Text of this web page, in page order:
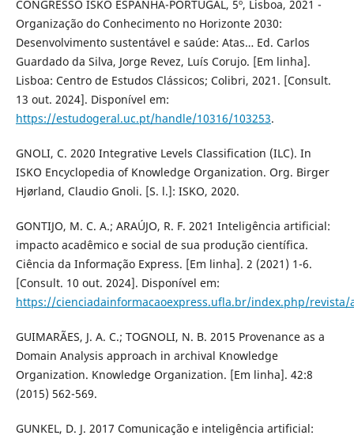
CONGRESSO ISKO ESPANHA-PORTUGAL, 5º, Lisboa, 2021 -
Organização do Conhecimento no Horizonte 2030:
Desenvolvimento sustentável e saúde: Atas… Ed. Carlos
Guardado da Silva, Jorge Revez, Luís Corujo. [Em linha].
Lisboa: Centro de Estudos Clássicos; Colibri, 2021. [Consult.
13 out. 2024]. Disponível em:
https://estudogeral.uc.pt/handle/10316/103253.
GNOLI, C. 2020 Integrative Levels Classification (ILC). In
ISKO Encyclopedia of Knowledge Organization. Org. Birger
Hjørland, Claudio Gnoli. [S. l.]: ISKO, 2020.
GONTIJO, M. C. A.; ARAÚJO, R. F. 2021 Inteligência artificial:
impacto acadêmico e social de sua produção científica.
Ciência da Informação Express. [Em linha]. 2 (2021) 1-6.
[Consult. 10 out. 2024]. Disponível em:
https://cienciadainformacaoexpress.ufla.br/index.php/
GUIMARÃES, J. A. C.; TOGNOLI, N. B. 2015 Provenance as a
Domain Analysis approach in archival Knowledge
Organization. Knowledge Organization. [Em linha]. 42:8
(2015) 562-569.
GUNKEL, D. J. 2017 Comunicação e inteligência artificial: